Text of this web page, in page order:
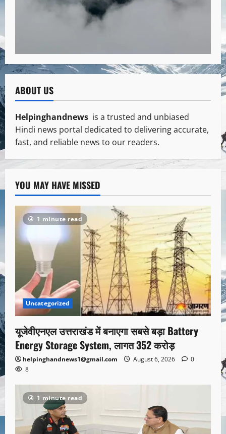
ABOUT US
Helpinghandnews is a trusted and unbiased
Hindi news portal dedicated to delivering accurate,
fast, and reliable news to our readers.
YOU MAY HAVE MISSED
1 minute read
Uncategorized
यूजेवीएनएल उत्तराखंड में बनाएगा सबसे बड़ा Battery
Energy Storage System, लागत 352 करोड़
helpinghandnews1@gmail.com August 6, 2026
0
8
1 minute read